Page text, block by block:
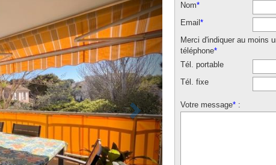
Nom*
Email *
Merci d'indiquer au moins
téléphone*
Tél. portable
Tél. fixe
Votre message* :